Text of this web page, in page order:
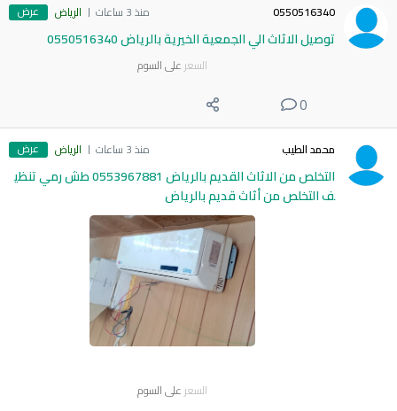
0550516340 منذ 3 ساعات الرياض عرض
توصيل الاثاث الي الجمعية الخيرية بالرياض 0550516340
السعر على السوم
0
محمد الطيب منذ 3 ساعات الرياض عرض
التخلص من الاثاث القديم بالرياض 0553967881 طش رمي تنظي
ف التخلص من أثاث قديم بالرياض
السعر على السوم